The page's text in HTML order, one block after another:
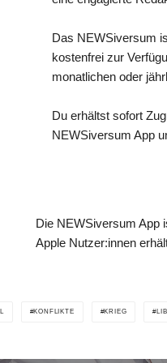
Das NEWSiversum
kostenfrei zur
monatlichen oder
Du erhältst sofort
NEWSiversum App
Die NEWSiversum App
Apple Nutzer:innen
KONFLIKTE KRIEG